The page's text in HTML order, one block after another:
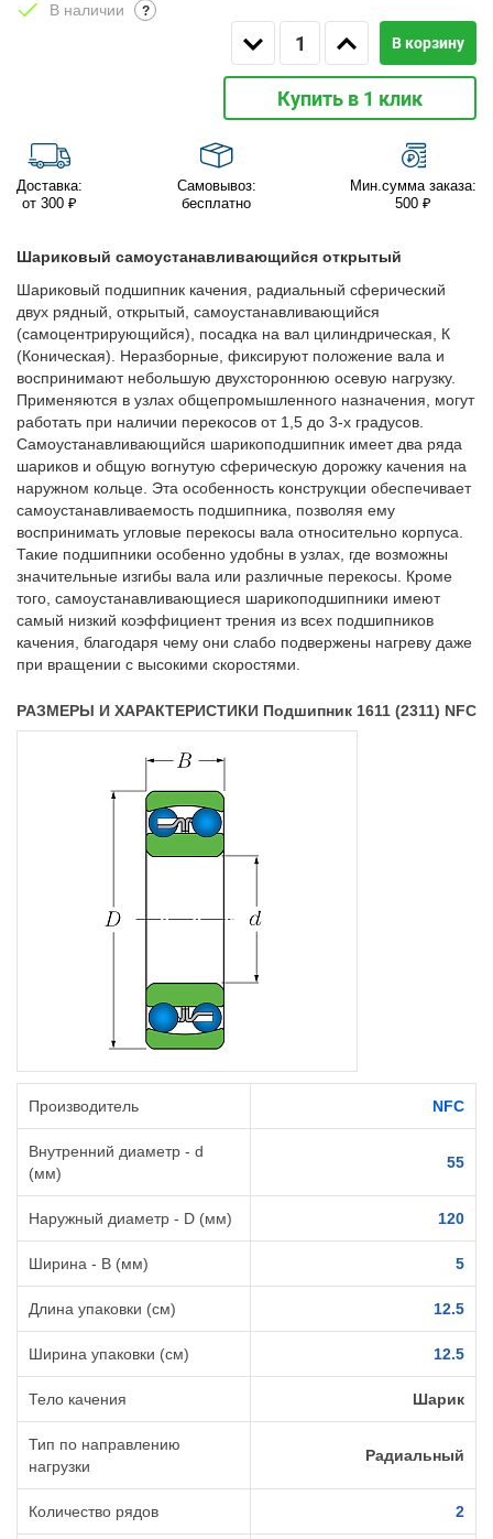
В наличии
?
В корзину
Купить в 1 клик
Доставка:
от 300 ₽
Самовывоз:
бесплатно
Мин.сумма заказа:
500 ₽
Шариковый самоустанавливающийся открытый
Шариковый подшипник качения, радиальный сферический
двух рядный, открытый, самоустанавливающийся
(самоцентрирующийся), посадка на вал цилиндрическая, К
(Коническая). Неразборные, фиксируют положение вала и
воспринимают небольшую двухстороннюю осевую нагрузку.
Применяются в узлах общепромышленного назначения, могут
работать при наличии перекосов от 1,5 до 3-х градусов.
Самоустанавливающийся шарикоподшипник имеет два ряда
шариков и общую вогнутую сферическую дорожку качения на
наружном кольце. Эта особенность конструкции обеспечивает
самоустанавливаемость подшипника, позволяя ему
воспринимать угловые перекосы вала относительно корпуса.
Такие подшипники особенно удобны в узлах, где возможны
значительные изгибы вала или различные перекосы. Кроме
того, самоустанавливающиеся шарикоподшипники имеют
самый низкий коэффициент трения из всех подшипников
качения, благодаря чему они слабо подвержены нагреву даже
при вращении с высокими скоростями.
РАЗМЕРЫ И ХАРАКТЕРИСТИКИ Подшипник 1611 (2311) NFC
Производитель NFC
Внутренний диаметр - d
(мм)
55
Наружный диаметр - D (мм) 120
Ширина - B (мм) 5
Длина упаковки (см) 12.5
Ширина упаковки (см) 12.5
Тело качения Шарик
Тип по направлению
нагрузки
Радиальный
Количество рядов 2